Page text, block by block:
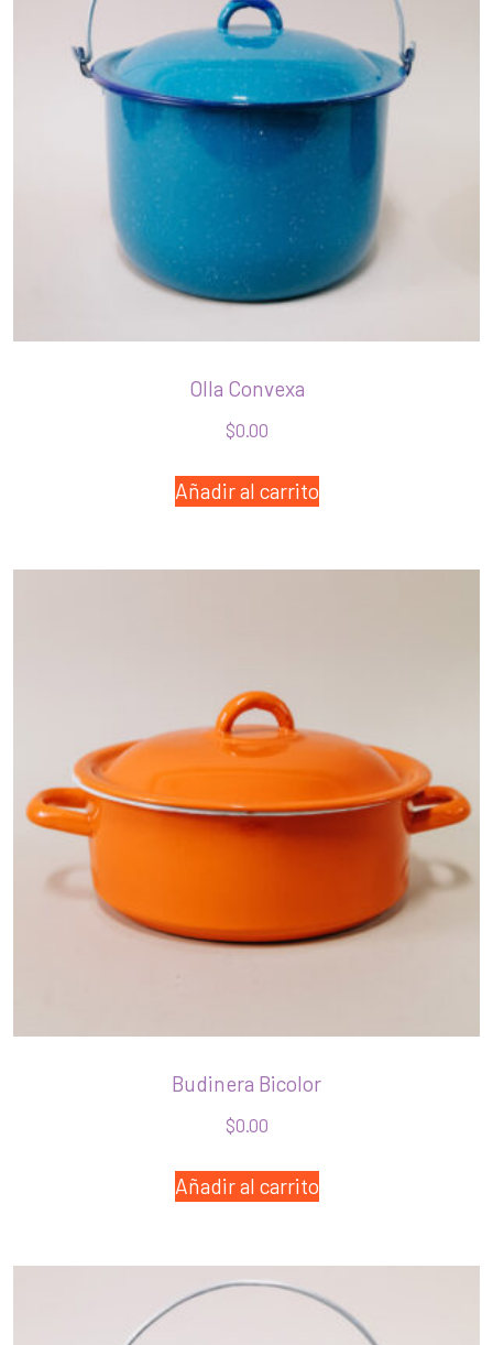
Olla Convexa
$0.00
Añadir al carrito
Budinera Bicolor
$0.00
Añadir al carrito